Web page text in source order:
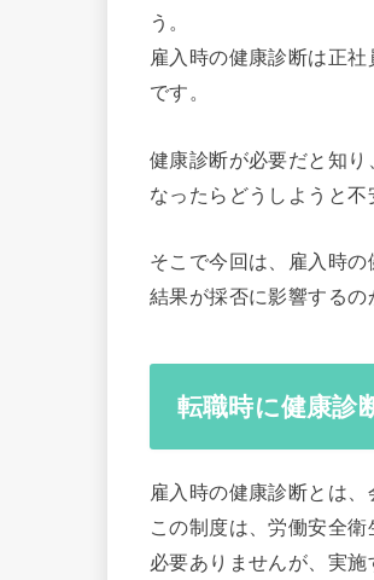
う。
雇入時の健康診断は正
です。
健康診断が必要だと知
なったらどうしようと不
そこで今回は、雇入時
結果が採否に影響するの
転職時に健康診
雇入時の健康診断とは
この制度は、労働安全
必要ありませんが、実